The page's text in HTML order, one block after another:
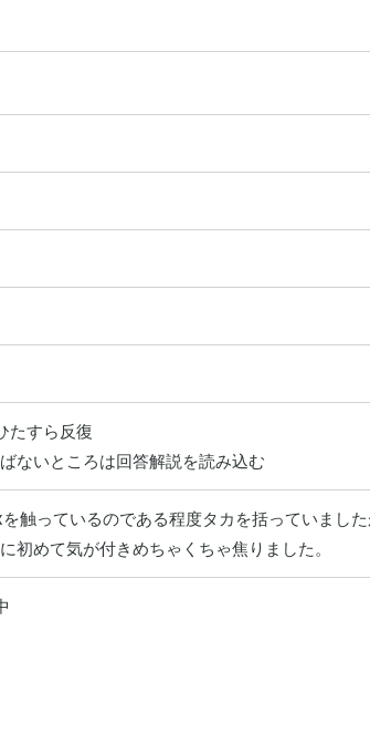
すら反復
っているのである程度タカを括っていました
初めて気が付きめちゃくちゃ焦りました。